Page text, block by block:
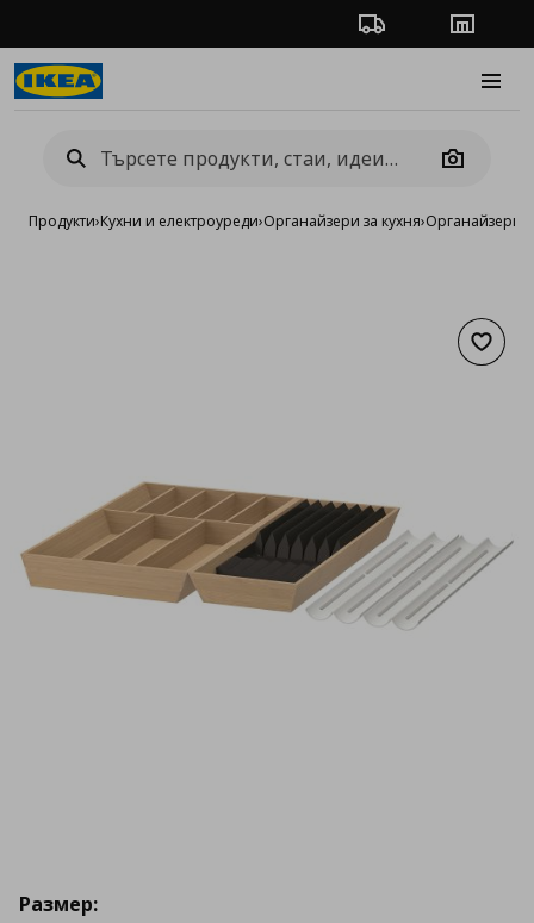
Проследяване на
Camera
Продукти›Кухни и електроуреди›Органайзери за кухня›Органайзери
Размер: